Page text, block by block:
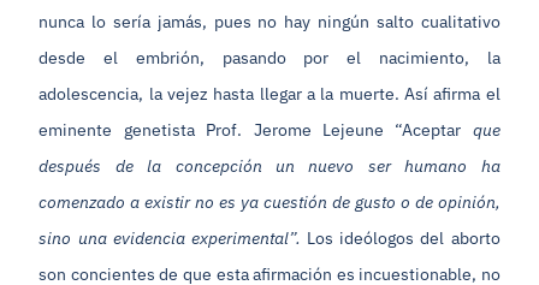
nunca lo sería jamás, pues no hay ningún salto cualitativo
desde el embrión, pasando por el nacimiento, la
adolescencia, la vejez hasta llegar a la muerte. Así afirma el
eminente genetista Prof. Jerome Lejeune “Aceptar que
después de la concepción un nuevo ser humano ha
comenzado a existir no es ya cuestión de gusto o de opinión,
sino una evidencia experimental”. Los ideólogos del aborto
son concientes de que esta afirmación es incuestionable, no